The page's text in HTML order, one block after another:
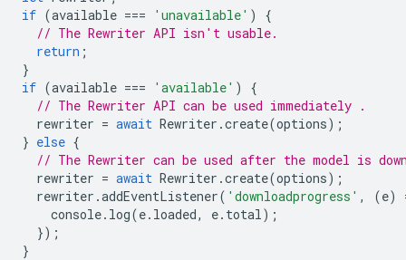
if (available === 'unavailable' )
{
// The Rewriter API isn't usable.
return ;
}
if (available === 'available' )
{
// The Rewriter API can be used immediately .
rewriter = await Rewriter .create(options);
} else {
// The Rewriter can be used after the model is
rewriter = await Rewriter .create(options);
rewriter .addEventListener( 'downloadprogress' , (e)
console. log(e. loaded, e. total);
});
}